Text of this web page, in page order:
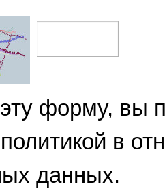
форму, вы
в
данных.